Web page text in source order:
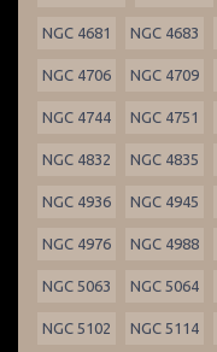
NGC 4681 NGC 4683
NGC 4706 NGC 4709
NGC 4744 NGC 4751
NGC 4832 NGC 4835
NGC 4936 NGC 4945
NGC 4976 NGC 4988
NGC 5063 NGC 5064
NGC 5102 NGC 5114